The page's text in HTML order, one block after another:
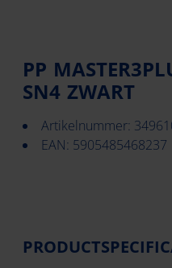
PP
SN4 ZWART
Artikelnummer:
EAN: 5905485468237